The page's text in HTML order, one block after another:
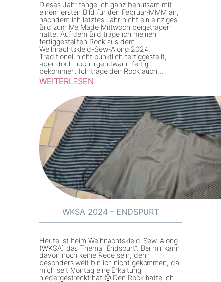
Dieses Jahr fange ich ganz behutsam mit
einem ersten Bild für den Februar-MMM an,
nachdem ich letztes Jahr nicht ein einziges
Bild zum Me Made Mittwoch beigetragen
hatte. Auf dem Bild trage ich meinen
fertiggestellten Rock aus dem
Weihnachtskleid-Sew-Along 2024.
Traditionell nicht pünktlich fertiggestellt,
aber doch noch irgendwann fertig
bekommen. Ich trage den Rock auch…
WEITERLESEN
M
M
–
W
K
0
4
R
o
WKSA 2024 – ENDSPURT
Heute ist beim Weihnachtskleid-Sew-Along
(WKSA) das Thema „Endspurt“. Bei mir kann
davon noch keine Rede sein, denn
besonders weit bin ich nicht gekommen, da
mich seit Montag eine Erkältung
niedergestreckt hat 🙁 Den Rock hatte ich